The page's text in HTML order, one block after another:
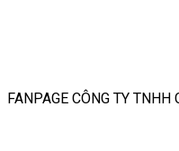
FANPAGE CÔNG TY